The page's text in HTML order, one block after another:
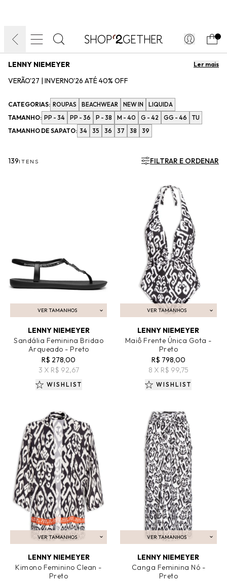
LENNY NIEMEYER Ler mais
VERÃO'27 | INVERNO'26 ATÉ 40% OFF
Lenny Niemeyer, que produz além dos biquínis e maiôs, moda pós-praia, com
roupas, bolsas e sapatos. A venda em multimarcas online é exclusiva nos e-
shoppings do grupo ICOMM.
CATEGORIAS: ROUPAS BEACHWEAR NEW IN
LIQUIDA
TAMANHO: PP - 34 PP - 36 P - 38 M - 40 G - 42 GG - 46
TU
TAMANHO DE SAPATO: 34 35 36 37 38 39
139ITENS FILTRAR E ORDENAR
VER TAMANHOS
ADICIONAR AO CARRINHO
LENNY NIEMEYER
Sandália Feminina Bridao
Arqueado - Preto
R$ 278,00
3 X R$ 92,67
WISHLIST
VER TAMANHOS
ADICIONAR AO CARRINHO
LENNY NIEMEYER
Maiô Frente Única Gota -
Preto
R$ 798,00
8 X R$ 99,75
WISHLIST
VER TAMANHOS
ADICIONAR AO CARRINHO
LENNY NIEMEYER
Kimono Feminino Clean -
Preto
VER TAMANHOS
ADICIONAR AO CARRINHO
LENNY NIEMEYER
Canga Feminina Nó -
Preto